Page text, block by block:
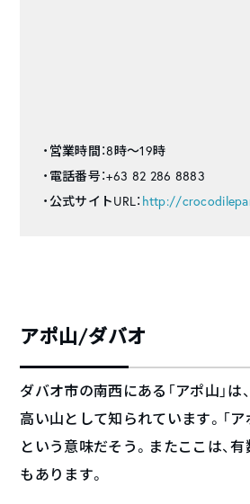
・営業時間：8時～19時
・電話番号：+63 82 286 8883
・公式サイトURL： http://
アポ山/ダバオ
ダバオ市の南西にある「アポ山」は
高い山として知られています。「
という意味だそう。またここは、
もあります。